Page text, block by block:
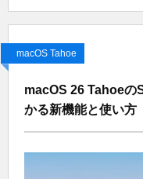
macOS Tahoe
macOS 26 Tahoeの
かる新機能と使い方